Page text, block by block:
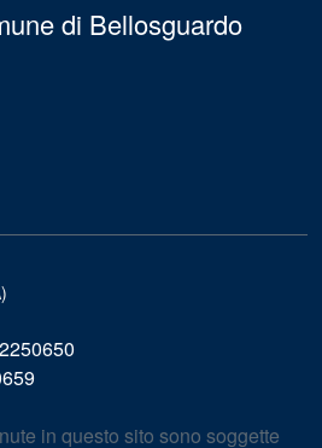
di Bellosguardo
in questo sito sono soggette